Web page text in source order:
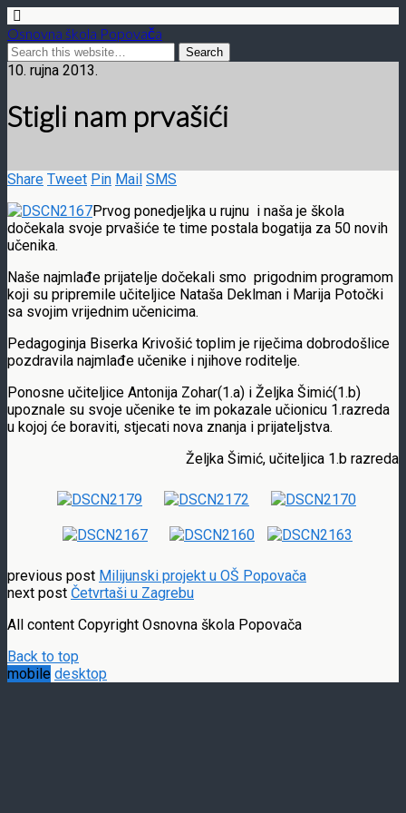
Osnovna škola Popovača
10. rujna 2013.
Stigli nam prvašići
Share Tweet Pin Mail SMS
Prvog ponedjeljka u rujnu i naša je škola
dočekala svoje prvašiće te time postala bogatija za 50 novih
učenika.
Naše najmlađe prijatelje dočekali smo prigodnim programom
koji su pripremile učiteljice Nataša Deklman i Marija Potočki
sa svojim vrijednim učenicima.
Pedagoginja Biserka Krivošić toplim je riječima dobrodošlice
pozdravila najmlađe učenike i njihove roditelje.
Ponosne učiteljice Antonija Zohar(1.a) i Željka Šimić(1.b)
upoznale su svoje učenike te im pokazale učionicu 1.razreda
u kojoj će boraviti, stjecati nova znanja i prijateljstva.
Željka Šimić, učiteljica 1.b razreda
previous post Milijunski projekt u OŠ Popovača
next post Četvrtaši u Zagrebu
All content Copyright Osnovna škola Popovača
Back to top
mobile desktop